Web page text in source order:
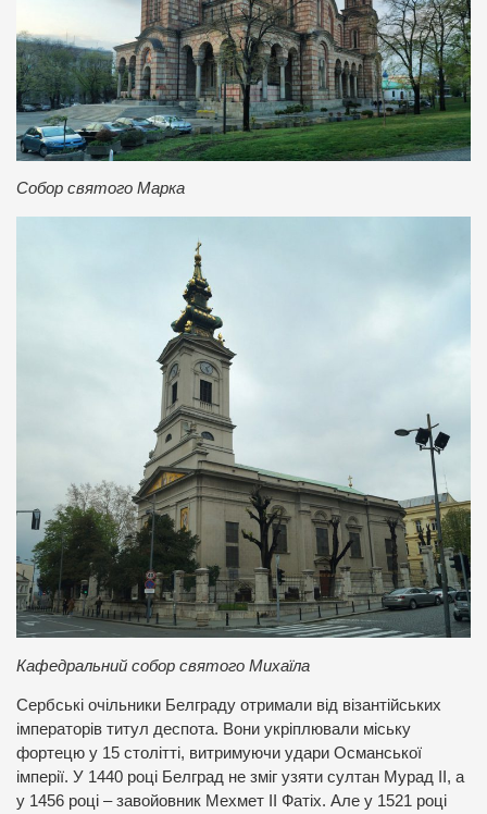
Собор святого Марка
Кафедральний собор святого Михаїла
Сербські очільники Белграду отримали від візантійських
імператорів титул деспота. Вони укріплювали міську
фортецю у 15 столітті, витримуючи удари Османської
імперії. У 1440 році Белград не зміг узяти султан Мурад ІІ, а
у 1456 році – завойовник Мехмет ІІ Фатіх. Але у 1521 році